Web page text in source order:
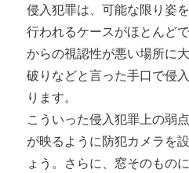
侵入犯罪は、可能な限り姿
行われるケースがほとんど
からの視認性が悪い場所に
破りなどと言った手口で侵
ります。
こういった侵入犯罪上の弱
が映るように防犯カメラを
ょう。さらに、窓そのもの